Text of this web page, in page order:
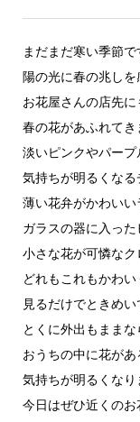
まだまだ寒い季節で
陽の光に春の兆しを
お花屋さんの店先に
春の花があふれてき
淡いピンクやパー
気持ちが明るくな
薄い花弁がかわいい
ガラスの器に入っ
小さな花が可憐なク
どれもこれもかわい
見るだけでときめい
とくに外出もままな
おうちの中に花があ
気持ちが明るくなり
今日はぜひ近くの